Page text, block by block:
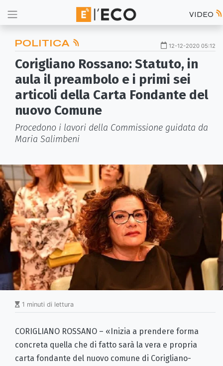
VIDEO
POLITICA 12-12-2020 05:12
Corigliano Rossano: Statuto, in
aula il preambolo e i primi sei
articoli della Carta Fondante del
nuovo Comune
Procedono i lavori della Commissione guidata da
Maria Salimbeni
1 minuti di lettura
CORIGLIANO ROSSANO – «Inizia a prendere forma
concreta quella che di fatto sarà la vera e propria
carta fondante del nuovo comune di Corigliano-